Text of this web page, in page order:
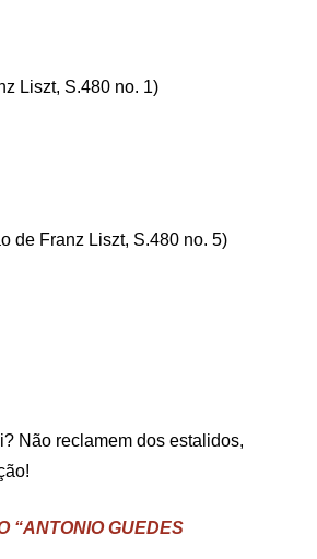
Liszt, S.480 no. 1)
de Franz Liszt, S.480 no. 5)
Não reclamem dos estalidos,
“ANTONIO GUEDES